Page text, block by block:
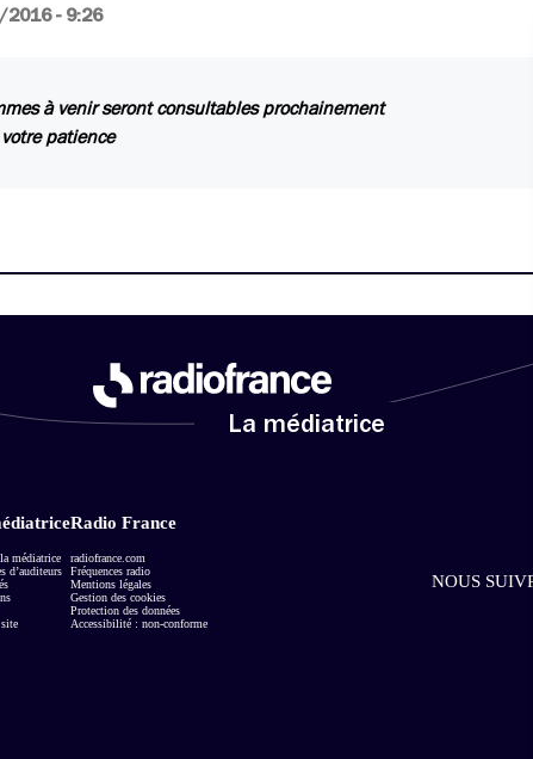
- 9:26
à venir seront consultables prochainement
patience
La médiatrice
médiatrice
d’auditeurs
Radio France
radiofrance.com
Fréquences radio
Mentions légales
Gestion des cookies
Protection des données
Accessibilité : non-conforme
NOUS